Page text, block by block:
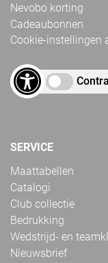
Nevobo korting
Cadeaubonnen
Cookie-instellingen
SERVICE
Maattabellen
Catalogi
Club collectie
Bedrukking
Wedstrijd- en
Nieuwsbrief